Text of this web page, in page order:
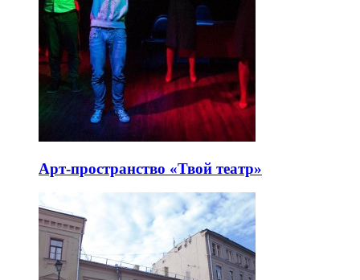
Арт-пространство «Твой театр»